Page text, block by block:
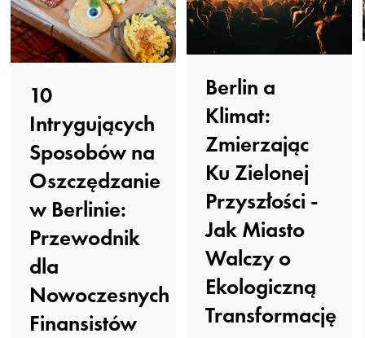
10
Intrygujących
Sposobów na
Oszczędzanie
w Berlinie:
Przewodnik
dla
Nowoczesnych
Finansistów️
Berlin a
Klimat:
Zmierzając
Ku Zielonej
Przyszłości -
Jak Miasto
Walczy o
Ekologiczną
Transformację️